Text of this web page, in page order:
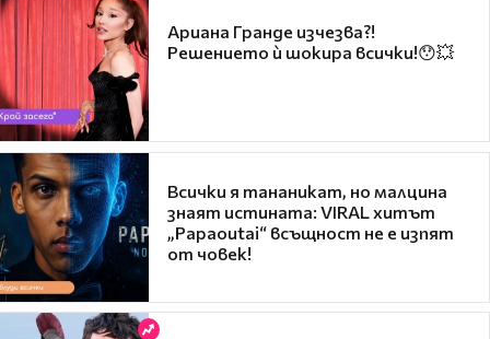
Ариана Гранде изчезва?!
Решението ѝ шокира всички!😯💥
Всички я тананикат, но малцина
знаят истината: VIRAL хитът
„Papaoutai“ всъщност не е изпят
от човек!